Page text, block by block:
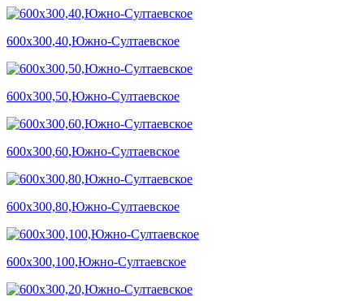
600х300,40,Южно-Султаевское
600х300,50,Южно-Султаевское
600х300,60,Южно-Султаевское
600х300,80,Южно-Султаевское
600х300,100,Южно-Султаевское